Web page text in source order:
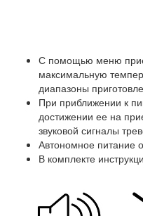
С помощью меню
максимальную
диапазоны
При приближении к
достижении ее на
звуковой сигналы
Автономное питание
В комплекте